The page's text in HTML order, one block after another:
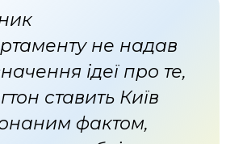
не надав
ідеї про те,
ставить Київ
фактом,